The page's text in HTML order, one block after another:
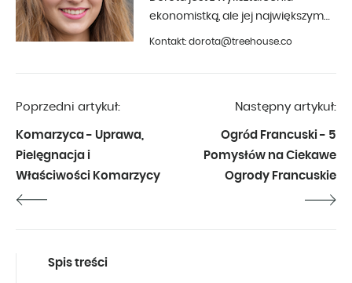
ekonomistką, ale jej największym
hobby jest fotografia i aranżacja
od początku 2019 roku.
Kontakt: dorota@treehouse.co
Poprzedni artykuł:
Komarzyca - Uprawa,
Pielęgnacja i
Właściwości Komarzycy
Następny artykuł:
Ogród Francuski - 5
Pomysłów na Ciekawe
Ogrody Francuskie
Spis treści